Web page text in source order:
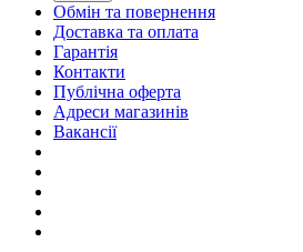
Обмін та повернення
Доставка та оплата
Гарантія
Контакти
Публічна оферта
Адреси магазинів
Вакансії